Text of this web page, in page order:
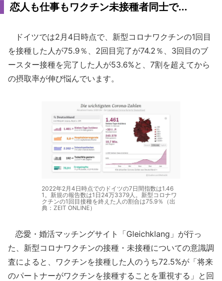
恋人も仕事もワクチン未接種者同士で...
ドイツでは2月4日時点で、新型コロナワクチンの1回目
を接種した人が75.9％、2回目完了が74.2％、3回目のブ
ースター接種を完了した人が53.6%と、7割を超えてから
の摂取率が伸び悩んでいます。
2022年2月4日時点でのドイツの7日間指数は1.46
1。新規の報告数は1日24万3379人。新型コロナワ
クチンの1回目接種を終えた人の割合は75.9％（出
典：ZEIT ONLINE）
恋愛・婚活マッチングサイト「Gleichklang」が行っ
た、新型コロナワクチンの接種・未接種についての意識調
査によると、ワクチンを接種した人のうち72.5%が「将来
のパートナーがワクチンを接種することを重視する」と回